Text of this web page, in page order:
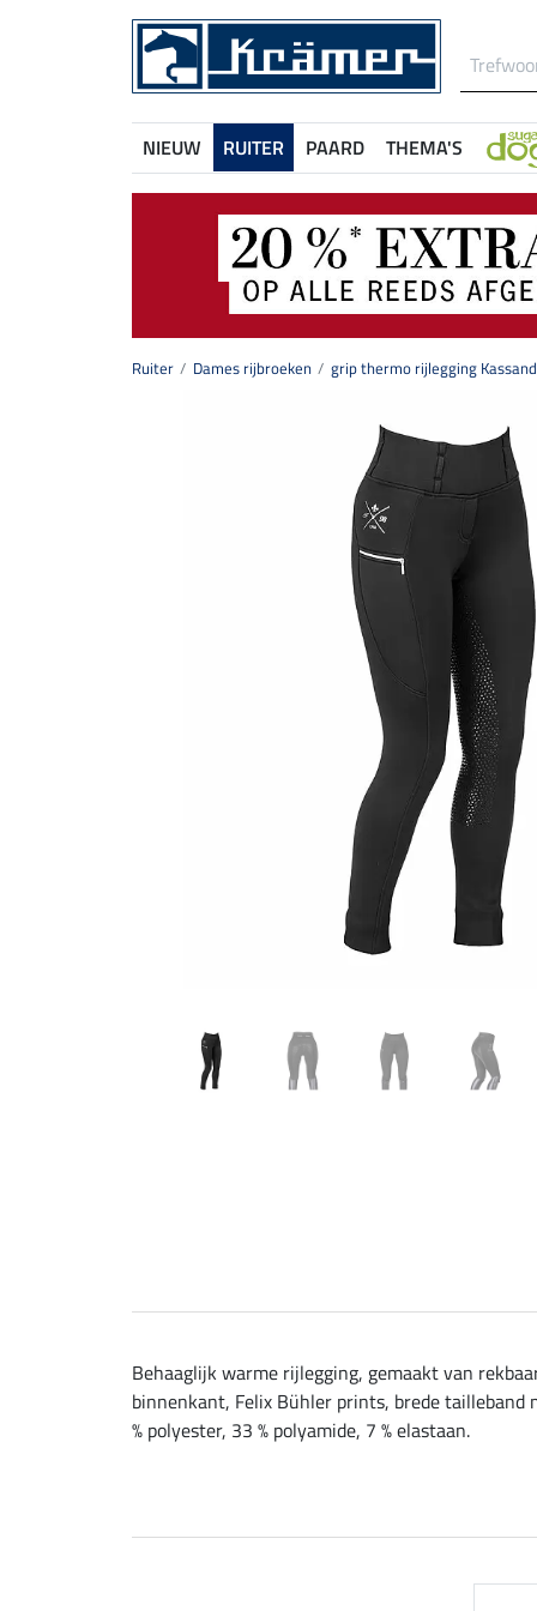
NIEUW RUITER PAARD THEMA'S
Ruiter Dames rijbroeken grip thermo rijlegging
Behaaglijk warme rijlegging, gemaakt van
binnenkant, Felix Bühler prints, brede
% polyester, 33 % polyamide, 7 % elastaan.